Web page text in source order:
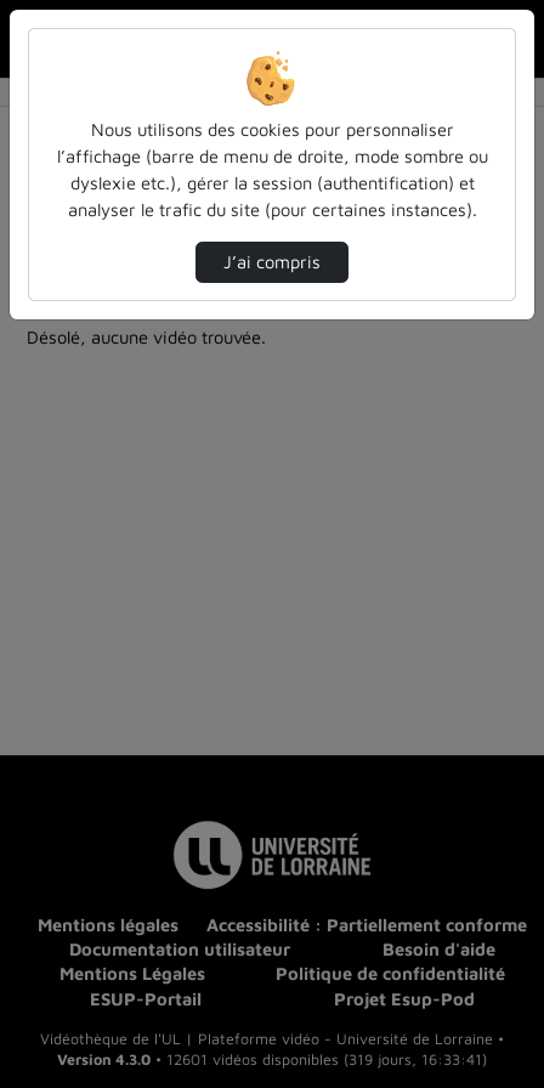
Résultats de la recherche
Filtres actifs (cliquer pour en retirer) :
culture-sciences-et-societe
Français
cycle-sciences-et-societe-iecl
colloques-et-conferences
0 vidéo trouvée
Désolé, aucune vidéo trouvée.
Mentions légales
Accessibilité : Partiellement conforme
Documentation utilisateur
Besoin d'aide
Mentions Légales
Politique de confidentialité
ESUP-Portail
Projet Esup-Pod
Vidéothèque de l'UL | Plateforme vidéo - Université de Lorraine •
Version 4.3.0 • 12601 vidéos disponibles (319 jours, 16:33:41)
Nous utilisons des cookies pour personnaliser
l’affichage (barre de menu de droite, mode sombre ou
dyslexie etc.), gérer la session (authentification) et
analyser le trafic du site (pour certaines instances).
J’ai compris